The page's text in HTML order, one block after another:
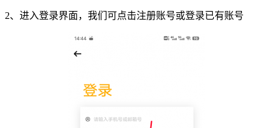
2、进入登录界面，我们可点击注册账号或登录已有账号